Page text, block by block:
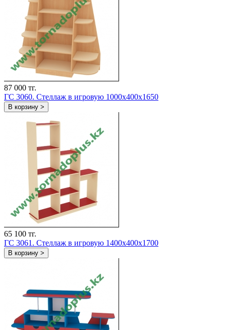
87 000 тг.
ГС 3060. Стеллаж в игровую 1000x400x1650
В корзину >
65 100 тг.
ГС 3061. Стеллаж в игровую 1400x400x1700
В корзину >